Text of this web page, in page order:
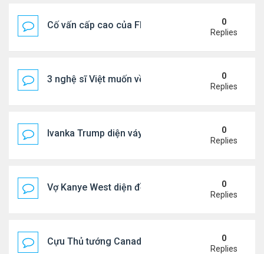
Cố vấn cấp cao của FIFA từ chức để phán đối
0
Replies
3 nghệ sĩ Việt muốn về VN nhưng số phận an bài
0
Replies
Ivanka Trump diện váy hở eo táo bạo, khoe vòng
0
Replies
Vợ Kanye West diện đồ xẻ bạo, dự tiệc ở đảo Ibiza
0
Replies
Cựu Thủ tướng Canada đắm đuối khóa môi Katy
0
Replies